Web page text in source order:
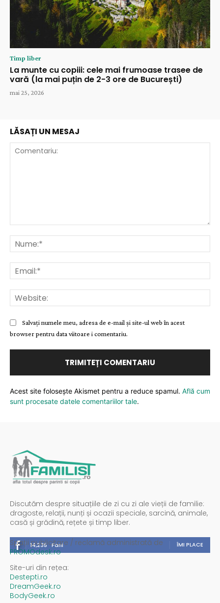
Timp liber
La munte cu copiii: cele mai frumoase trasee de
vară (la mai puțin de 2-3 ore de București)
mai 25, 2026
LĂSAȚI UN MESAJ
Salvați numele meu, adresa de e-mail și site-ul web în acest
browser pentru data viitoare i comentariu.
Acest site folosește Akismet pentru a reduce spamul. Află cum
sunt procesate datele comentariilor tale.
Discutăm despre situațiile de zi cu zi ale vieții de familie:
dragoste, relații, nunți și ocazii speciale, sarcină, animale,
casă și grădină, rețete și timp liber.
14,235 Fani ÎMI PLACE
Spații publicitare / reclamă administrată de
PROMOdesk.ro
Site-uri din rețea:
Destepti.ro
DreamGeek.ro
BodyGeek.ro